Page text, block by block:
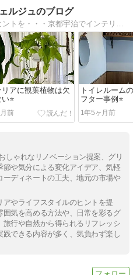
ルジュのブログ
素敵なインテリアと暮らしのヒントを・・・京都宇治でインテリアとリフォームの仕事をしています
リアに観葉植物は欠
⭐️
前
トイレルーム
フター事例⭐️
1年5ヶ月前
しゃれなリノベーション提案、グリ
や気分による変化アイデア、気軽
ディネートの工夫、地元の市場や
やライフスタイルのヒントを提
気を高める方法や、日常を彩るグ
旅行や自然から得られるリフレッシ
できる内容が多く、気負わず楽し